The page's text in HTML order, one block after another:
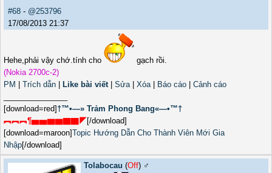
#68 - @253796
17/08/2013 21:37
Hehe,phải vậy chớ.tính cho
gạch rồi.
(Nokia 2700c-2)
PM
Trích dẫn Like bài viết| Sửa| Xóa| Báo cáo
Cảnh cáo
[download=red]†™•—» Trảm Phong Bang«—•™†
︻︻︻¶▅▅▆▆▇▇◤ [/download]
[download=maroon]Topic Hướng Dẫn Cho Thành Viên Mới Gia
Nhập[/download]
Tolabocau (Off) ♂️